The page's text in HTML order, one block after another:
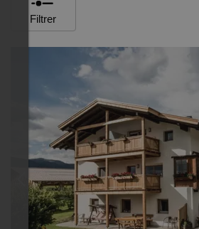
Filtrer